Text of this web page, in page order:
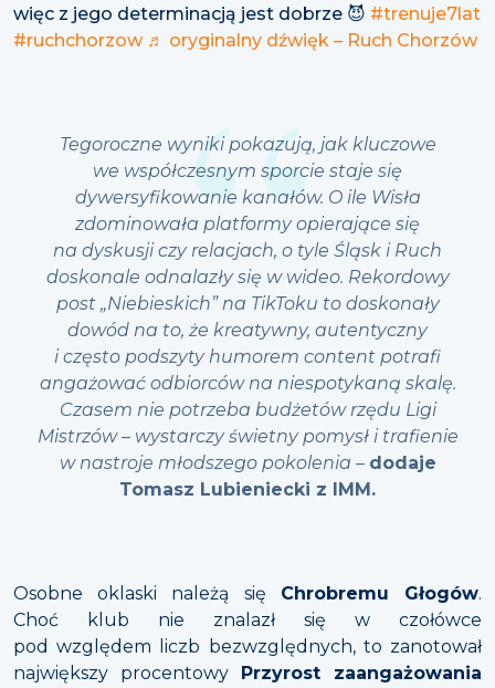
więc z jego determinacją jest dobrze 😈 #trenuje7lat
#ruchchorzow ♬ oryginalny dźwięk – Ruch Chorzów
Tegoroczne wyniki pokazują, jak kluczowe
we współczesnym sporcie staje się
dywersyfikowanie kanałów. O ile Wisła
zdominowała platformy opierające się
na dyskusji czy relacjach, o tyle Śląsk i Ruch
doskonale odnalazły się w wideo. Rekordowy
post „Niebieskich” na TikToku to doskonały
dowód na to, że kreatywny, autentyczny
i często podszyty humorem content potrafi
angażować odbiorców na niespotykaną skalę.
Czasem nie potrzeba budżetów rzędu Ligi
Mistrzów – wystarczy świetny pomysł i trafienie
w nastroje młodszego pokolenia – dodaje
Tomasz Lubieniecki z IMM.
Osobne oklaski należą się Chrobremu Głogów.
Choć klub nie znalazł się w czołówce
pod względem liczb bezwzględnych, to zanotował
największy procentowy Przyrost zaangażowania